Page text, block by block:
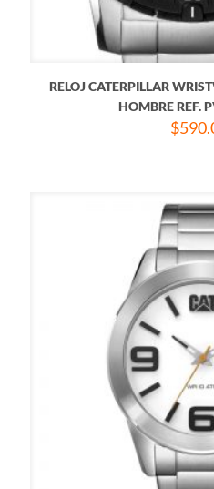
RELOJ CATERPILLAR
HOMBRE REF.
$